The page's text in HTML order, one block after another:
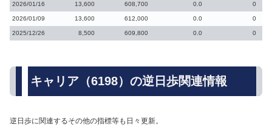
2026/01/16 13,600 608,700 0.0 0
2026/01/09 13,600 612,000 0.0 0
2025/12/26 8,500 609,800 0.0 0
キャリア（6198）の逆日歩関連情報
逆日歩に関連するその他の指標等も日々更新。